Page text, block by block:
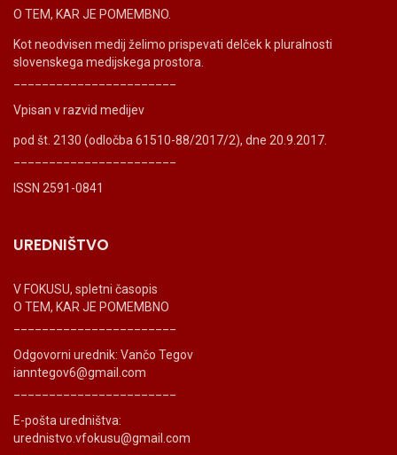
O TEM, KAR JE POMEMBNO.
Kot neodvisen medij želimo prispevati delček k pluralnosti
slovenskega medijskega prostora.
Vpisan v razvid medijev
pod št. 2130 (odločba 61510-88/2017/2), dne 20.9.2017.
ISSN 2591-0841
UREDNIŠTVO
V FOKUSU, spletni časopis
O TEM, KAR JE POMEMBNO
Odgovorni urednik: Vančo Tegov
ianntegov6@gmail.com
E-pošta uredništva:
urednistvo.vfokusu@gmail.com